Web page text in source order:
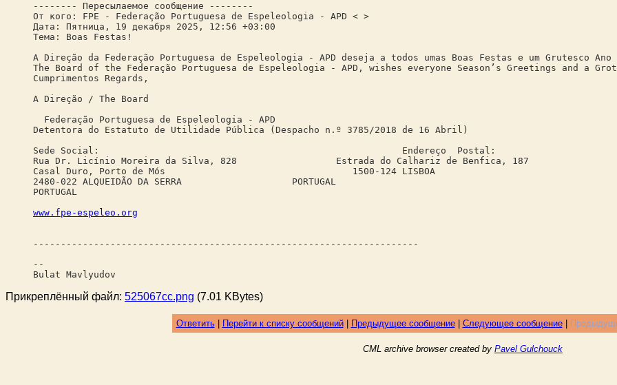
-------- Пересылаемое сообщение --------
От кого: FPE - Federação Portuguesa de Espeleologia - APD < >
Дата: Пятница, 19 декабря 2025, 12:56 +03:00
Тема: Boas Festas!
A Direção da Federação Portuguesa de Espeleologia - APD deseja a todos umas Boas Festas e um Grutesco Ano
The Board of the Federação Portuguesa de Espeleologia - APD, wishes everyone Season’s Greetings and a
Cumprimentos Regards,
A Direção / The Board
Federação Portuguesa de Espeleologia - APD
Detentora do Estatuto de Utilidade Pública (Despacho n.º 3785/2018 de 16 Abril)
Sede Social: Endereço Postal:
Rua Dr. Licínio Moreira da Silva, 828 Estrada do Calhariz de Benfica, 187
Casal Duro, Porto de Mós 1500-124 LISBOA
2480-022 ALQUEIDÃO DA SERRA PORTUGAL
PORTUGAL
www.fpe-espeleo.org
----------------------------------------------------------------------
--
Bulat Mavlyudov
Прикреплённый файл: 525067cc.png (7.01 KBytes)
Ответить| Перейти к списку сообщений| Предыдущее сообщение| Следующее сообщение|
CML archive browser created by Pavel Gulchouck